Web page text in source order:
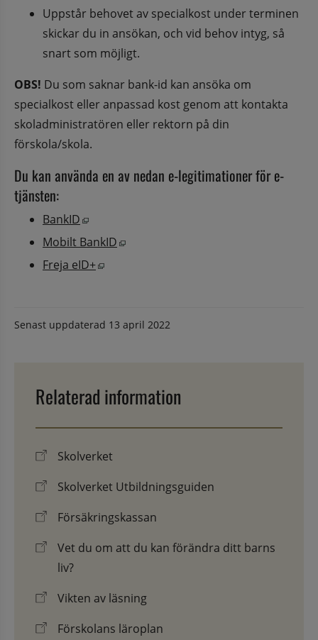
Uppstår behovet av specialkost under terminen
skickar du in ansökan, och vid behov intyg, så
snart som möjligt.
OBS! Du som saknar bank-id kan ansöka om
specialkost eller anpassad kost genom att kontakta
skoladministratören eller rektorn på din
förskola/skola.
Du kan använda en av nedan e-legitimationer för e-
tjänsten:
BankID
Mobilt BankID
Freja eID+
Senast uppdaterad 13 april 2022
Relaterad information
Skolverket
Skolverket Utbildningsguiden
Försäkringskassan
Vet du om att du kan förändra ditt barns
liv?
Vikten av läsning
Förskolans läroplan